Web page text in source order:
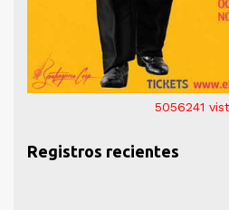
5056241
Registros recientes